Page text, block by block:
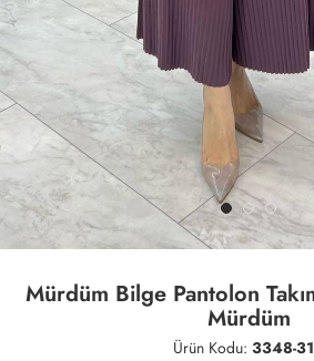
Mürdüm Bilge Pantolon
Mürdüm
Ürün Kodu: 3348-